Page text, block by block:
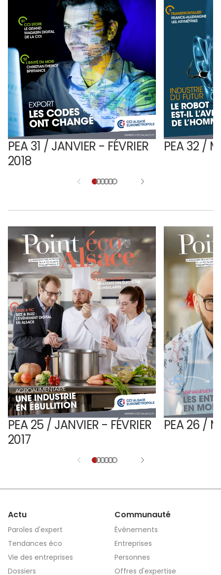
PEA 31 / JANVIER - FÉVRIER
2018
PEA 32 /
PEA 25 / JANVIER - FÉVRIER
2017
PEA 26 /
Actu
Paroles d'expert
Tendances éco
Vie des entreprises
Dossiers
Communauté
Événements
Entreprises
Personnes
Offres d'expertise